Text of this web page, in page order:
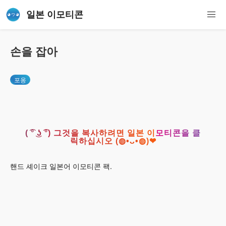
일본 이모티콘
손을 잡아
포옹
( ͡° ͜ʖ ͡°) 그것을 복사하려면 일본 이모티콘을 클
릭하십시오 (◍•ᴗ•◍)❤
핸드 셰이크 일본어 이모티콘 팩.